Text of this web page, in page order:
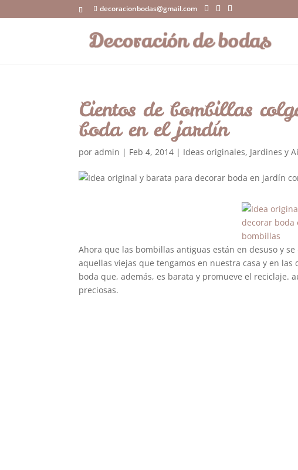
decoracionbodas@gmail.com
Cientos de bombillas
boda en el jardín
poradmin | Feb 4, 2014 | Ideas originales, Jardines y
Ahora que las bombillas antiguas están en desuso y
aquellas viejas que tengamos en nuestra casa y en
boda que, además, es barata y promueve el reciclaje.
preciosas.